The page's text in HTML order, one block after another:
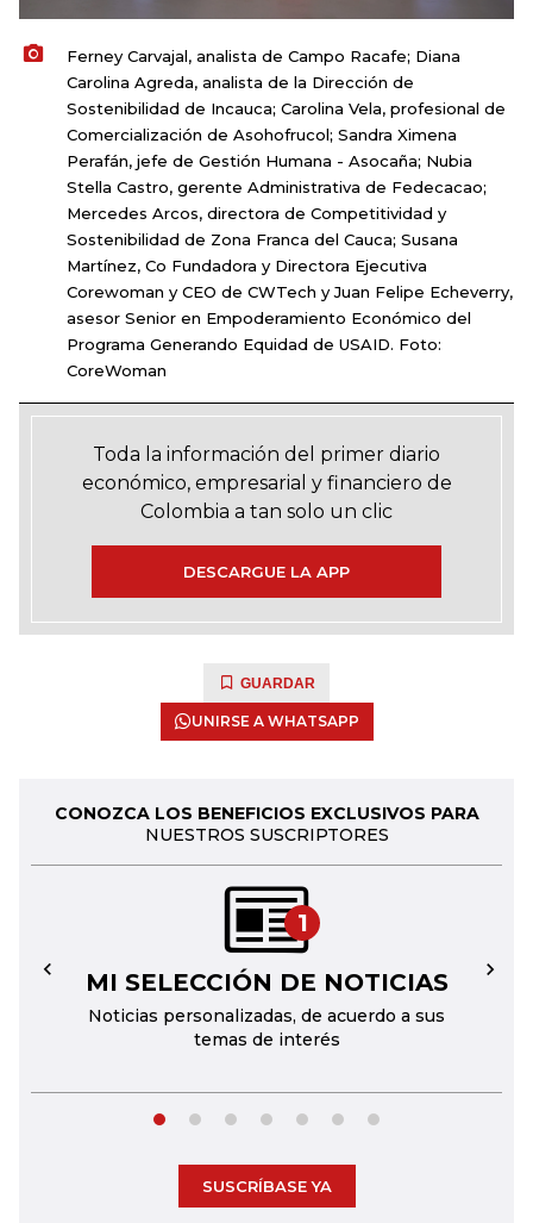
Ferney Carvajal, analista de Campo Racafe; Diana
Carolina Agreda, analista de la Dirección de
Sostenibilidad de Incauca; Carolina Vela, profesional de
Comercialización de Asohofrucol; Sandra Ximena
Perafán, jefe de Gestión Humana - Asocaña; Nubia
Stella Castro, gerente Administrativa de Fedecacao;
Mercedes Arcos, directora de Competitividad y
Sostenibilidad de Zona Franca del Cauca; Susana
Martínez, Co Fundadora y Directora Ejecutiva
Corewoman y CEO de CWTech y Juan Felipe Echeverry,
asesor Senior en Empoderamiento Económico del
Programa Generando Equidad de USAID. Foto:
CoreWoman
Toda la información del primer diario
económico, empresarial y financiero de
Colombia a tan solo un clic
DESCARGUE LA APP
GUARDAR
UNIRSE A WHATSAPP
CONOZCA LOS BENEFICIOS EXCLUSIVOS PARA
NUESTROS SUSCRIPTORES
1
MI SELECCIÓN DE NOTICIAS
Noticias personalizadas, de acuerdo a sus
temas de interés
← →
SUSCRÍBASE YA